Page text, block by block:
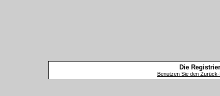
Die
Benutzen Sie den